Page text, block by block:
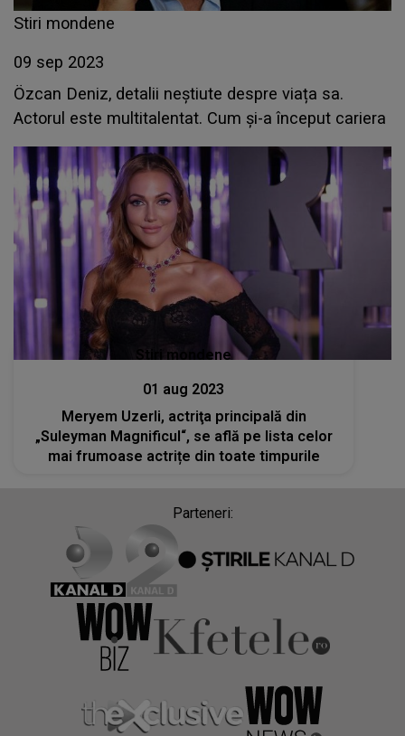
Stiri mondene
09 sep 2023
Özcan Deniz, detalii neștiute despre viața sa.
Actorul este multitalentat. Cum și-a început cariera
Stiri mondene
01 aug 2023
Meryem Uzerli, actriţa principală din
„Suleyman Magnificul“, se află pe lista celor
mai frumoase actrițe din toate timpurile
Parteneri: